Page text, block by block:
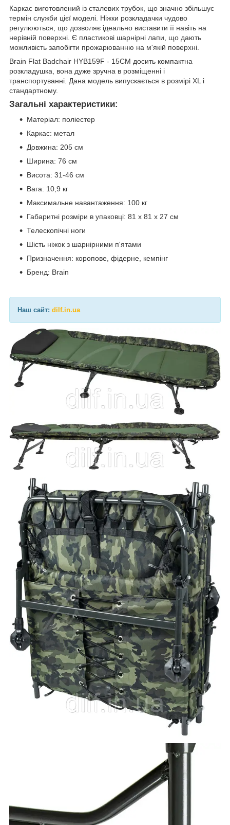
Каркас виготовлений із сталевих трубок, що значно збільшує
термін служби цієї моделі. Ніжки розкладачки чудово
регулюються, що дозволяє ідеально виставити її навіть на
нерівній поверхні. Є пластикові шарнірні лапи, що дають
можливість запобігти прожарюванню на м'якій поверхні.
Brain Flat Badchair HYB159F - 15CM досить компактна
розкладушка, вона дуже зручна в розміщенні і
транспортуванні. Дана модель випускається в розмірі XL і
стандартному.
Загальні характеристики:
Матеріал: поліестер
Каркас: метал
Довжина: 205 см
Ширина: 76 см
Висота: 31-46 см
Вага: 10,9 кг
Максимальне навантаження: 100 кг
Габаритні розміри в упаковці: 81 х 81 х 27 см
Телескопічні ноги
Шість ніжок з шарнірними п'ятами
Призначення: коропове, фідерне, кемпінг
Бренд: Brain
Наш сайт: dilf.in.ua